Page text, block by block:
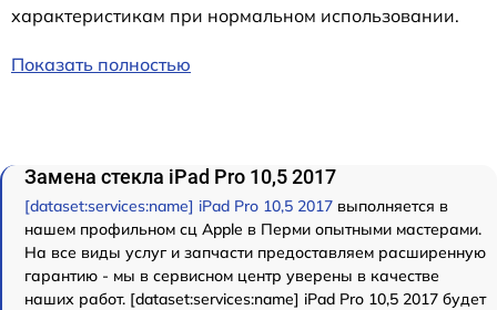
характеристикам при нормальном использовании.
Показать полностью
Замена стекла iPad Pro 10,5 2017
[dataset:services:name] iPad Pro 10,5 2017 выполняется в
нашем профильном сц Apple в Перми опытными мастерами.
На все виды услуг и запчасти предоставляем расширенную
гарантию - мы в сервисном центр уверены в качестве
наших работ. [dataset:services:name] iPad Pro 10,5 2017 будет